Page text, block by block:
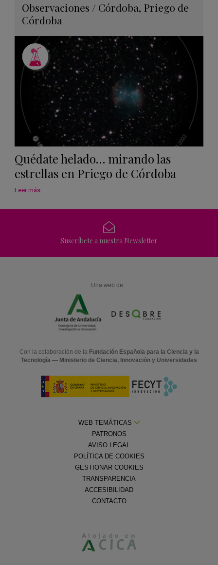
Observaciones / Córdoba, Priego de
Córdoba
Quédate helado… mirando las
estrellas en Priego de Córdoba
Leer más
Suscríbete a nuestra Newsletter
Una web de:
Con la colaboración de la Fundación Española para la Ciencia y la
Tecnología — Ministerio de Ciencia, Innovación y Universidades
WEB TEMÁTICAS
PATRONOS
AVISO LEGAL
POLÍTICA DE COOKIES
GESTIONAR COOKIES
TRANSPARENCIA
ACCESIBILIDAD
CONTACTO